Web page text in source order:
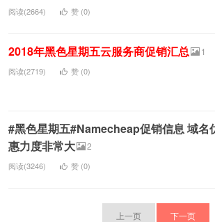
阅读(2664) 赞 (0)
2018年黑色星期五云服务商促销汇总 1
阅读(2719) 赞 (0)
#黑色星期五#Namecheap促销信息 域名
惠力度非常大
2
阅读(3246) 赞 (0)
上一页 下一页